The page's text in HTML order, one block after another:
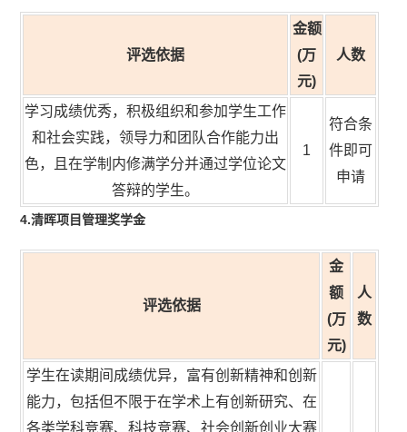
评选依据
金额
(万
元)
人数
学习成绩优秀，积极组织和参加学生工作
和社会实践，领导力和团队合作能力出
色，且在学制内修满学分并通过学位论文
答辩的学生。
1
符合条
件即可
申请
4.清晖项目管理奖学金
评选依据
金
额
(万
元)
人
数
学生在读期间成绩优异，富有创新精神和创新
能力，包括但不限于在学术上有创新研究、在
各类学科竞赛、科技竞赛、社会创新创业大赛